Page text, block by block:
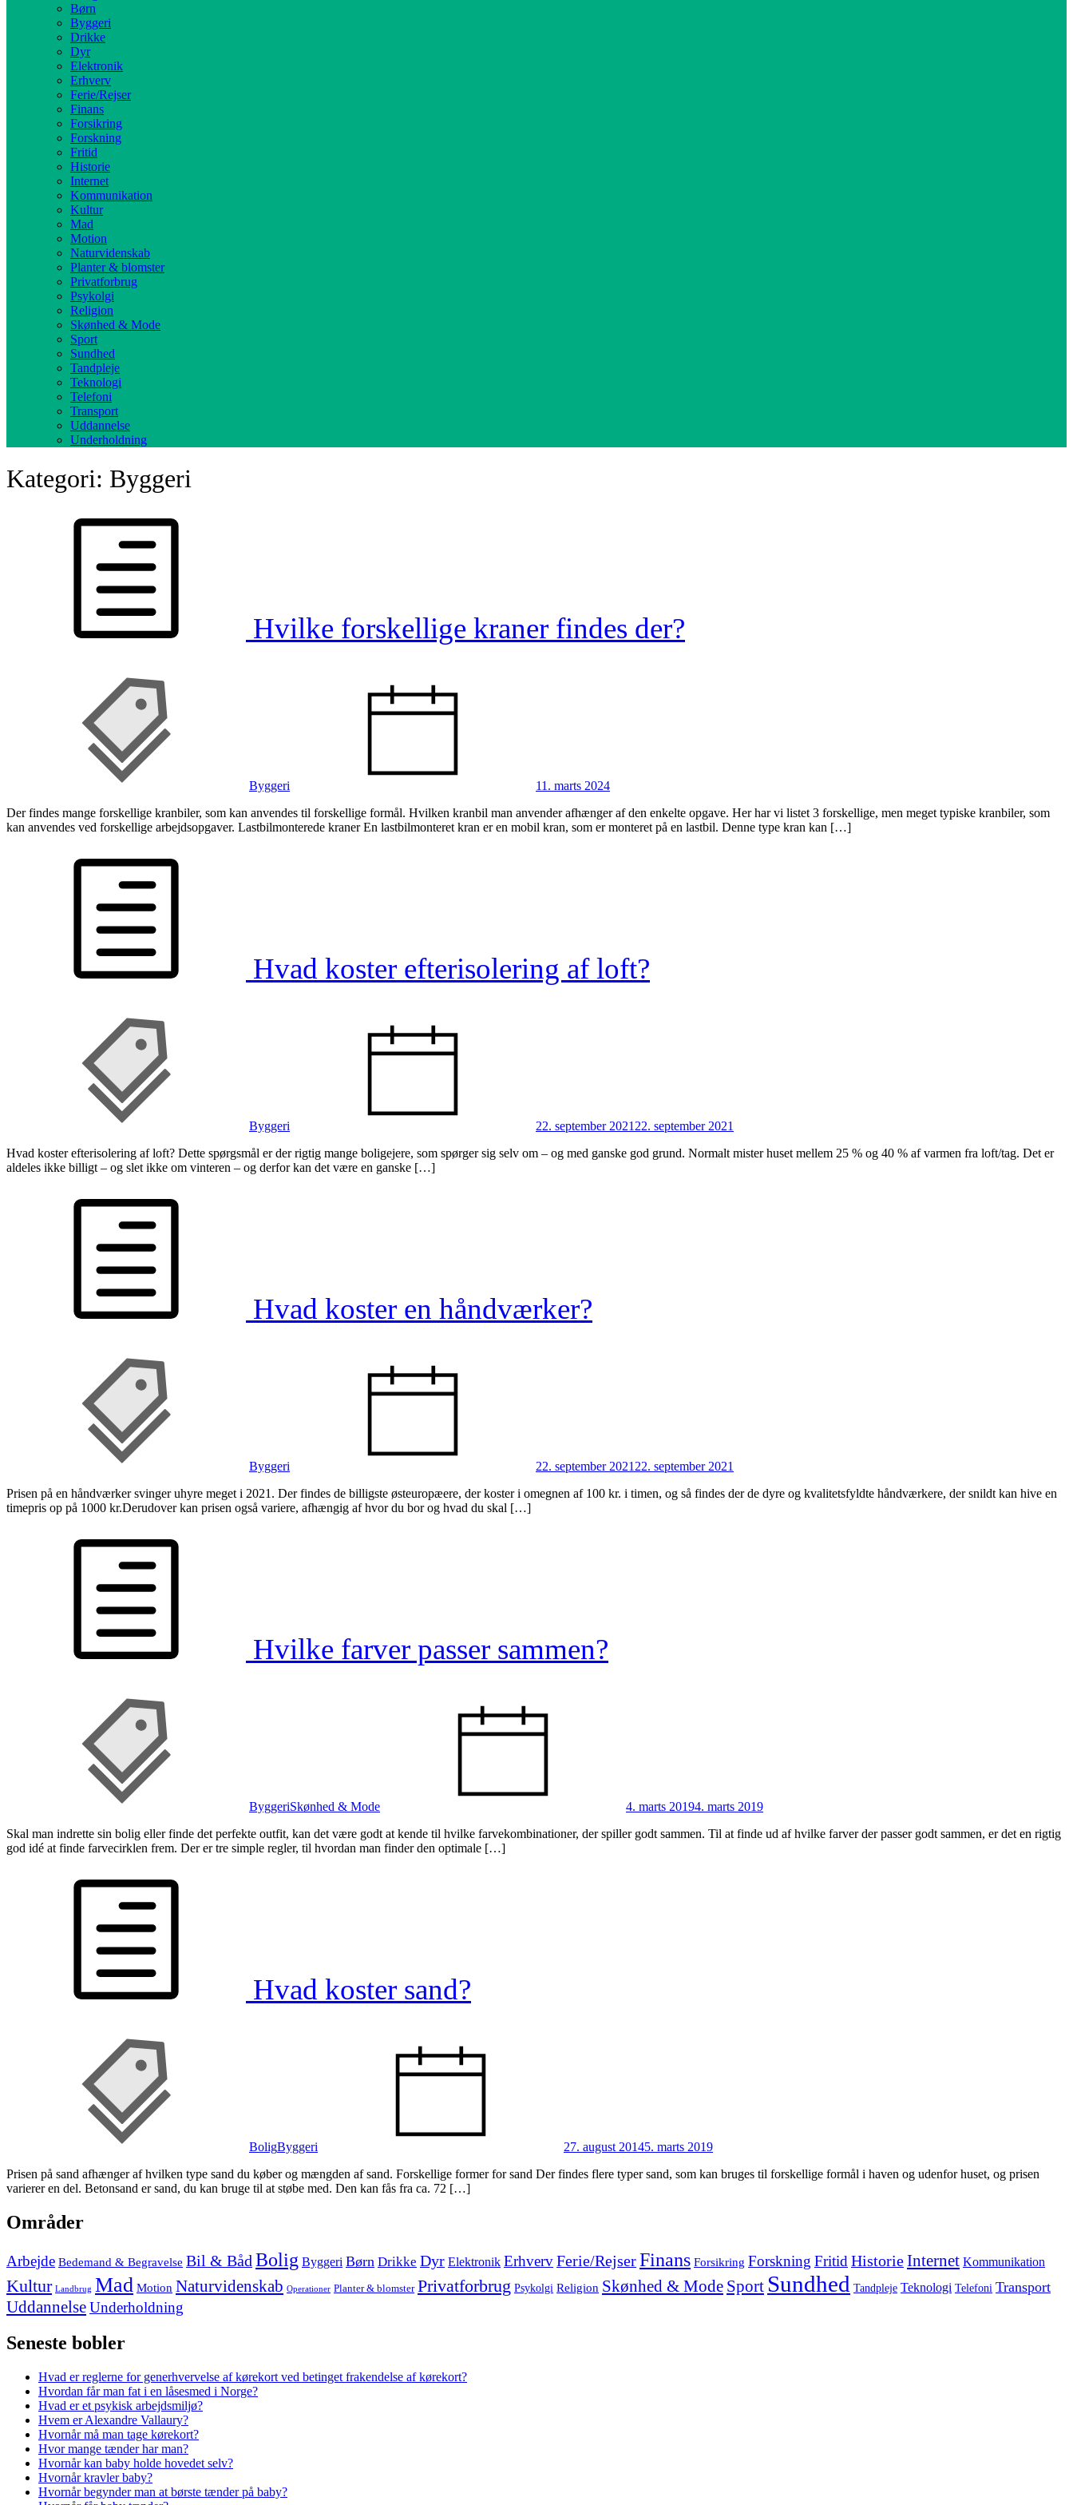
Børn
Byggeri
Drikke
Dyr
Elektronik
Erhverv
Ferie/Rejser
Finans
Forsikring
Forskning
Fritid
Historie
Internet
Kommunikation
Kultur
Mad
Motion
Naturvidenskab
Planter & blomster
Privatforbrug
Psykolgi
Religion
Skønhed & Mode
Sport
Sundhed
Tandpleje
Teknologi
Telefoni
Transport
Uddannelse
Underholdning
Kategori: Byggeri
Hvilke forskellige kraner findes der?
Byggeri
11. marts 2024
Der findes mange forskellige kranbiler, som kan anvendes til forskellige formål. Hvilken kranbil man anvender afhænger af den enkelte opgave. Her har vi listet 3 forskellige, men meget typiske kranbiler, som
kan anvendes ved forskellige arbejdsopgaver. Lastbilmonterede kraner En lastbilmonteret kran er en mobil kran, som er monteret på en lastbil. Denne type kran kan […]
Hvad koster efterisolering af loft?
Byggeri 22. september 2021 22. september 2021
Hvad koster efterisolering af loft? Dette spørgsmål er der rigtig mange boligejere, som spørger sig selv om – og med ganske god grund. Normalt mister huset mellem 25 % og 40 % af varmen fra loft/tag. Det er
aldeles ikke billigt – og slet ikke om vinteren – og derfor kan det være en ganske […]
Hvad koster en håndværker?
Byggeri 22. september 2021 22. september 2021
Prisen på en håndværker svinger uhyre meget i 2021. Der findes de billigste østeuropæere, der koster i omegnen af 100 kr. i timen, og så findes der de dyre og kvalitetsfyldte håndværkere, der snildt kan hive en
timepris op på 1000 kr.Derudover kan prisen også variere, afhængig af hvor du bor og hvad du skal […]
Hvilke farver passer sammen?
ByggeriSkønhed & Mode 4. marts 20194. marts 2019
Skal man indrette sin bolig eller finde det perfekte outfit, kan det være godt at kende til hvilke farvekombinationer, der spiller godt sammen. Til at finde ud af hvilke farver der passer godt sammen, er det en rigtig
god idé at finde farvecirklen frem. Der er tre simple regler, til hvordan man finder den optimale […]
Hvad koster sand?
BoligByggeri 27. august 20145. marts 2019
Prisen på sand afhænger af hvilken type sand du køber og mængden af sand. Forskellige former for sand Der findes flere typer sand, som kan bruges til forskellige formål i haven og udenfor huset, og prisen
varierer en del. Betonsand er sand, du kan bruge til at støbe med. Den kan fås fra ca. 72 […]
Skip
to
Områder
Arbejde Bedemand & Begravelse Bil & Båd Bolig Byggeri Børn Drikke Dyr Elektronik ErhvervFerie/RejserFinans Forsikring Forskning Fritid HistorieInternet Kommunikation
Kultur Landbrug Mad Motion Naturvidenskab Operationer Planter & blomster Privatforbrug Psykolgi Religion Skønhed & Mode Sport Sundhed Tandpleje Teknologi Telefoni Transport
UddannelseUnderholdning
Seneste bobler
Hvad er reglerne for generhvervelse af kørekort ved betinget frakendelse af kørekort?
Hvordan får man fat i en låsesmed i Norge?
Hvad er et psykisk arbejdsmiljø?
Hvem er Alexandre Vallaury?
Hvornår må man tage kørekort?
Hvor mange tænder har man?
Hvornår kan baby holde hovedet selv?
Hvornår kravler baby?
Hvornår begynder man at børste tænder på baby?